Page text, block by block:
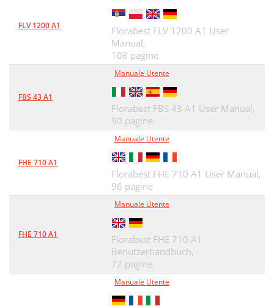
FLV 1200 A1
Florabest FLV 1200 A1 User
Manual,
108 pagine
FBS 43 A1
Manuale Utente
Florabest FBS 43 A1 User Manual,
90 pagine
FHE 710 A1
Manuale Utente
Florabest FHE 710 A1 User Manual,
96 pagine
FHE 710 A1
Manuale Utente
Florabest FHE 710 A1
Benutzerhandbuch,
72 pagine
Manuale Utente